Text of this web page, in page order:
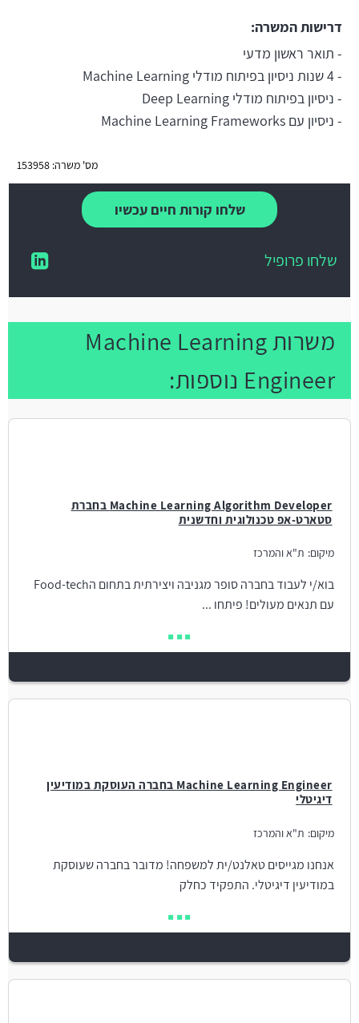
דרישות המשרה:
- תואר ראשון מדעי
- 4 שנות ניסיון בפיתוח מודלי Machine Learning
- ניסיון בפיתוח מודלי Deep Learning
- ניסיון עם Machine Learning Frameworks
מס' משרה: 153958
שלחו קורות חיים עכשיו
שלחו פרופיל
משרות Machine Learning
Engineer נוספות:
Machine Learning Algorithm Developer בחברת
סטארט-אפ טכנולוגית וחדשנית
מיקום: ת"א והמרכז
בוא/י לעבוד בחברה סופר מגניבה ויצירתית בתחום הFood-tech
עם תנאים מעולים! פיתחו ...
Machine Learning Engineer בחברה העוסקת במודיעין
דיגיטלי
מיקום: ת"א והמרכז
אנחנו מגייסים טאלנט/ית למשפחה! מדובר בחברה שעוסקת
במודיעין דיגיטלי. התפקיד כחלק